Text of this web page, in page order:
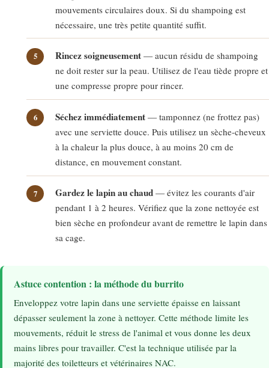
mouvements circulaires doux. Si du shampoing est
nécessaire, une très petite quantité suffit.
Rincez soigneusement — aucun résidu de shampoing
ne doit rester sur la peau. Utilisez de l'eau tiède propre et
une compresse propre pour rincer.
Séchez immédiatement — tamponnez (ne frottez pas)
avec une serviette douce. Puis utilisez un sèche-cheveux
à la chaleur la plus douce, à au moins 20 cm de
distance, en mouvement constant.
Gardez le lapin au chaud — évitez les courants d'air
pendant 1 à 2 heures. Vérifiez que la zone nettoyée est
bien sèche en profondeur avant de remettre le lapin dans
sa cage.
Astuce contention : la méthode du burrito
Enveloppez votre lapin dans une serviette épaisse en laissant
dépasser seulement la zone à nettoyer. Cette méthode limite les
mouvements, réduit le stress de l'animal et vous donne les deux
mains libres pour travailler. C'est la technique utilisée par la
majorité des toiletteurs et vétérinaires NAC.